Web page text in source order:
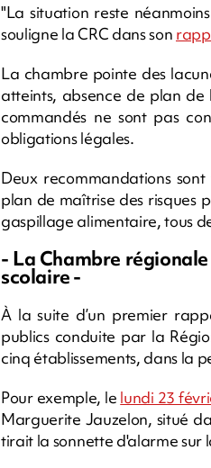
"La situation reste
souligne la CRC dans son
La chambre pointe des
atteints, absence de plan
commandés ne sont pas
obligations légales.
Deux recommandations
plan de maîtrise des risques
gaspillage alimentaire, tous
- La Chambre
scolaire -
À la suite d’un premier
publics conduite par la
cinq établissements, dans la
Pour exemple, le lundi 23
Marguerite Jauzelon, situé
tirait la sonnette d'alarme sur